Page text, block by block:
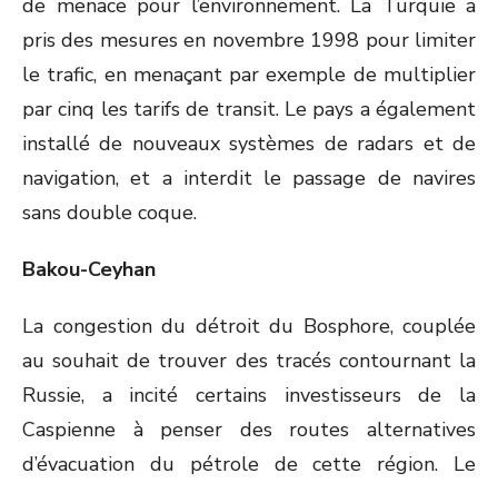
de menace pour l’environnement. La Turquie a
pris des mesures en novembre 1998 pour limiter
le trafic, en menaçant par exemple de multiplier
par cinq les tarifs de transit. Le pays a également
installé de nouveaux systèmes de radars et de
navigation, et a interdit le passage de navires
sans double coque.
Bakou-Ceyhan
La congestion du détroit du Bosphore, couplée
au souhait de trouver des tracés contournant la
Russie, a incité certains investisseurs de la
Caspienne à penser des routes alternatives
d’évacuation du pétrole de cette région. Le